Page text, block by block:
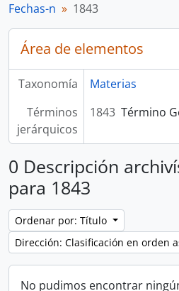
Fechas-n 1843
Área de elementos
Taxonomía
Materias
Términos
jerárquicos
1843 Término
0 Descripción
para 1843
Ordenar por: Título
Dirección: Clasificación en orden
No pudimos encontrar